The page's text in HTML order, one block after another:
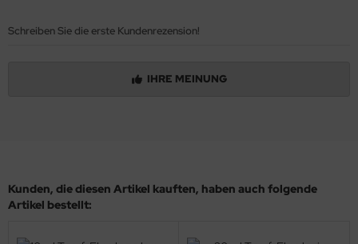
Schreiben Sie die erste Kundenrezension!
IHRE MEINUNG
Kunden, die diesen Artikel kauften, haben auch folgende
Artikel bestellt: